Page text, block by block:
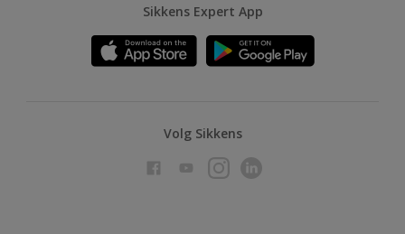
Sikkens Expert App
Volg Sikkens